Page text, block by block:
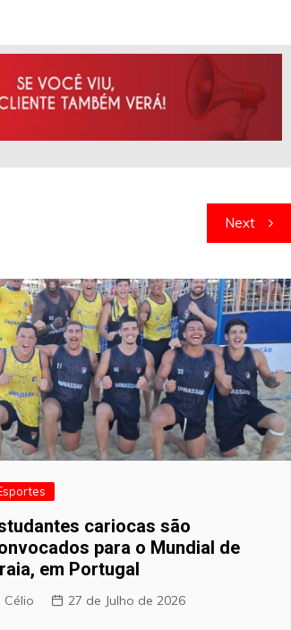
Next
cariocas são
para o Mundial de
em Portugal
Célio 27 de Julho de 2026